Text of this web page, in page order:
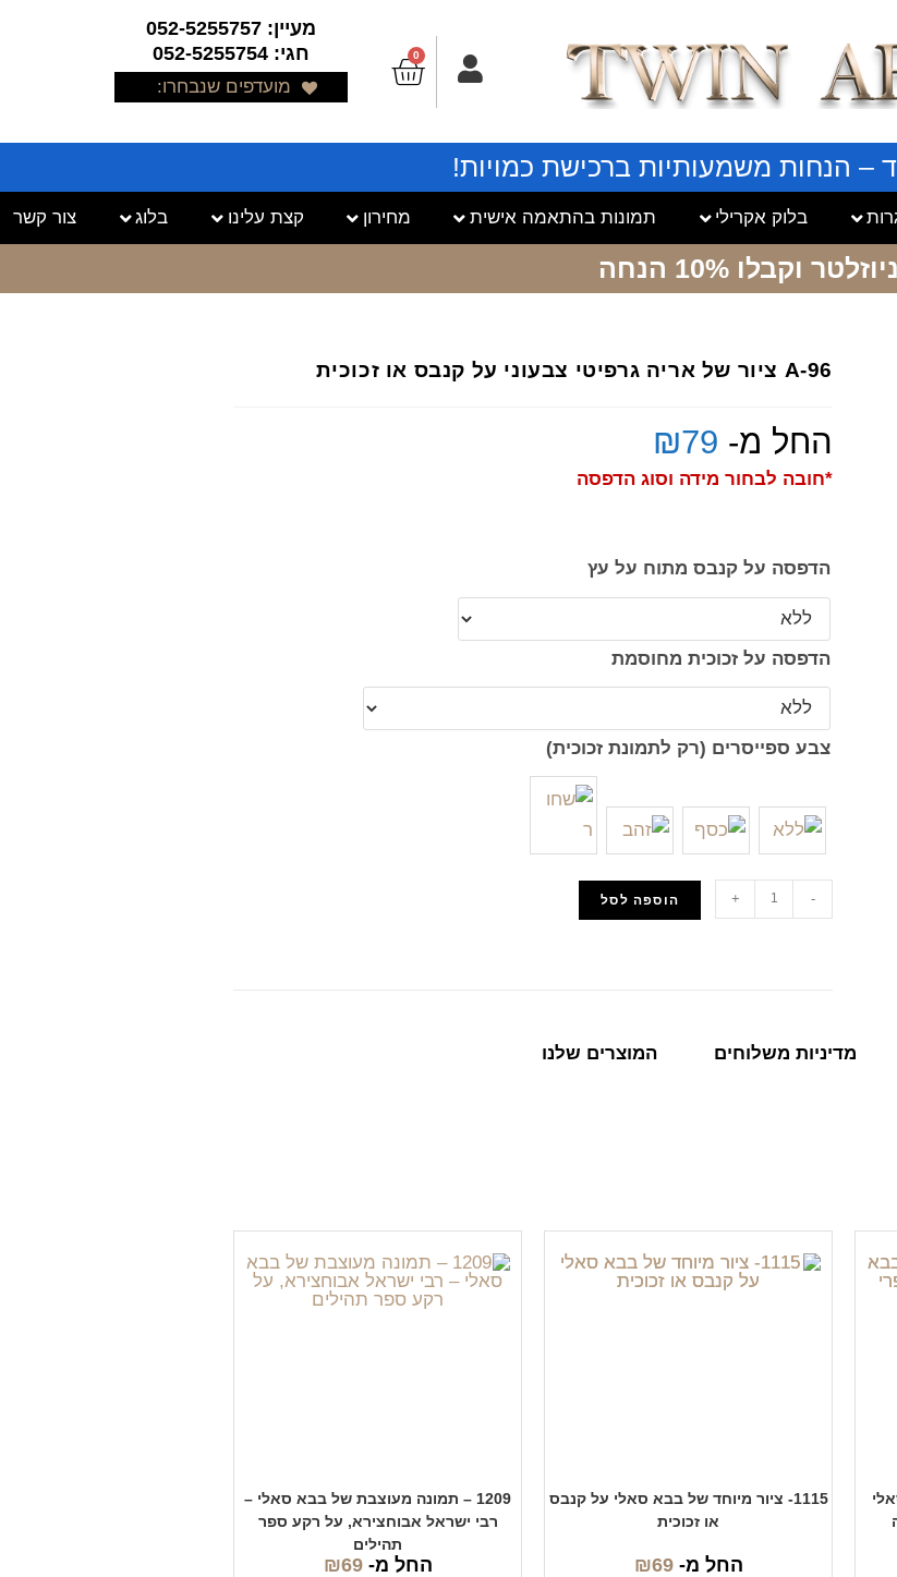
0
מעיין: 052-5255757
חגי: 052-5255754
מועדפים שנבחרו:
– הנחות משמעותיות ברכישת כמויות!
בלוק אקרילי תמונות בהתאמה אישית מחירון קצת עלינו בלוג צור קשר
וקבלו 10% הנחה
A-96 ציור של אריה גרפיטי צבעוני על קנבס או זכוכית
החל מ- ₪79
*חובה לבחור מידה וסוג הדפסה
הדפסה על קנבס מתוח על עץ
הדפסה על זכוכית מחוסמת
צבע ספייסרים (רק לתמונת זכוכית)
-
+ הוספה לסל
מדיניות משלוחים המוצרים שלנו
1115- ציור מיוחד של בבא סאלי על קנבס
או זכוכית
החל מ- ₪69
1209 – תמונה מעוצבת של בבא סאלי –
רבי ישראל אבוחצירא, על רקע ספר
תהילים
החל מ- ₪69